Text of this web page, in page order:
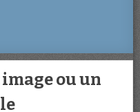
image ou un